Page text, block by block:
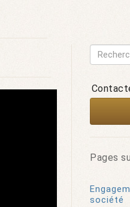
Pages
société